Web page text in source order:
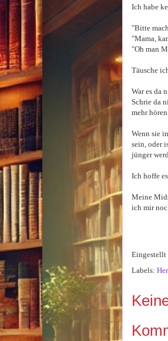
Ich habe
"Bitte
"Mama,
"Oh man
Täusche
War es da
Schrie da
mehr
Wenn sie
sein, oder
jünger
Ich hoffe
Meine
ich mir
Eingestellt
Labels: